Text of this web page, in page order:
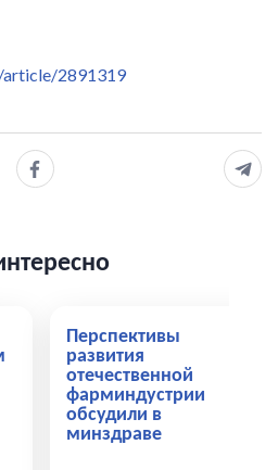
2891319
Перспективы
развития
отечественной
фарминдустрии
обсудили в
минздраве